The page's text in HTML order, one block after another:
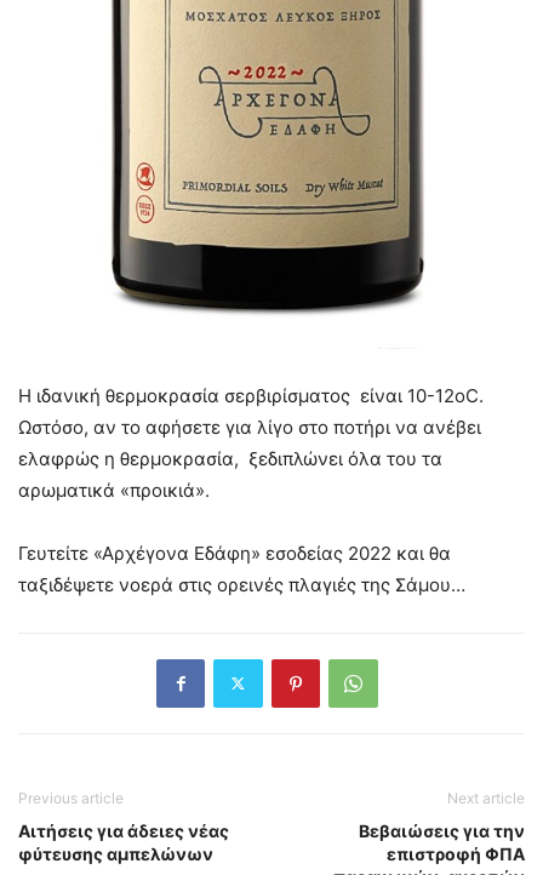
Η ιδανική θερμοκρασία σερβιρίσματος είναι 10-12oC.
Ωστόσο, αν το αφήσετε για λίγο στο ποτήρι να ανέβει
ελαφρώς η θερμοκρασία, ξεδιπλώνει όλα του τα
αρωματικά «προικιά».
Γευτείτε «Αρχέγονα Εδάφη» εσοδείας 2022 και θα
ταξιδέψετε νοερά στις ορεινές πλαγιές της Σάμου…
Previous article
Αιτήσεις για άδειες νέας
φύτευσης αμπελώνων
Next article
Βεβαιώσεις για την
επιστροφή ΦΠΑ